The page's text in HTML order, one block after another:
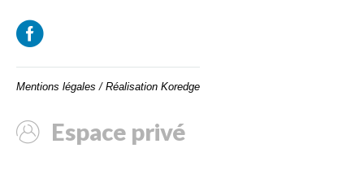
Mentions légales / Réalisation Koredge
Espace privé